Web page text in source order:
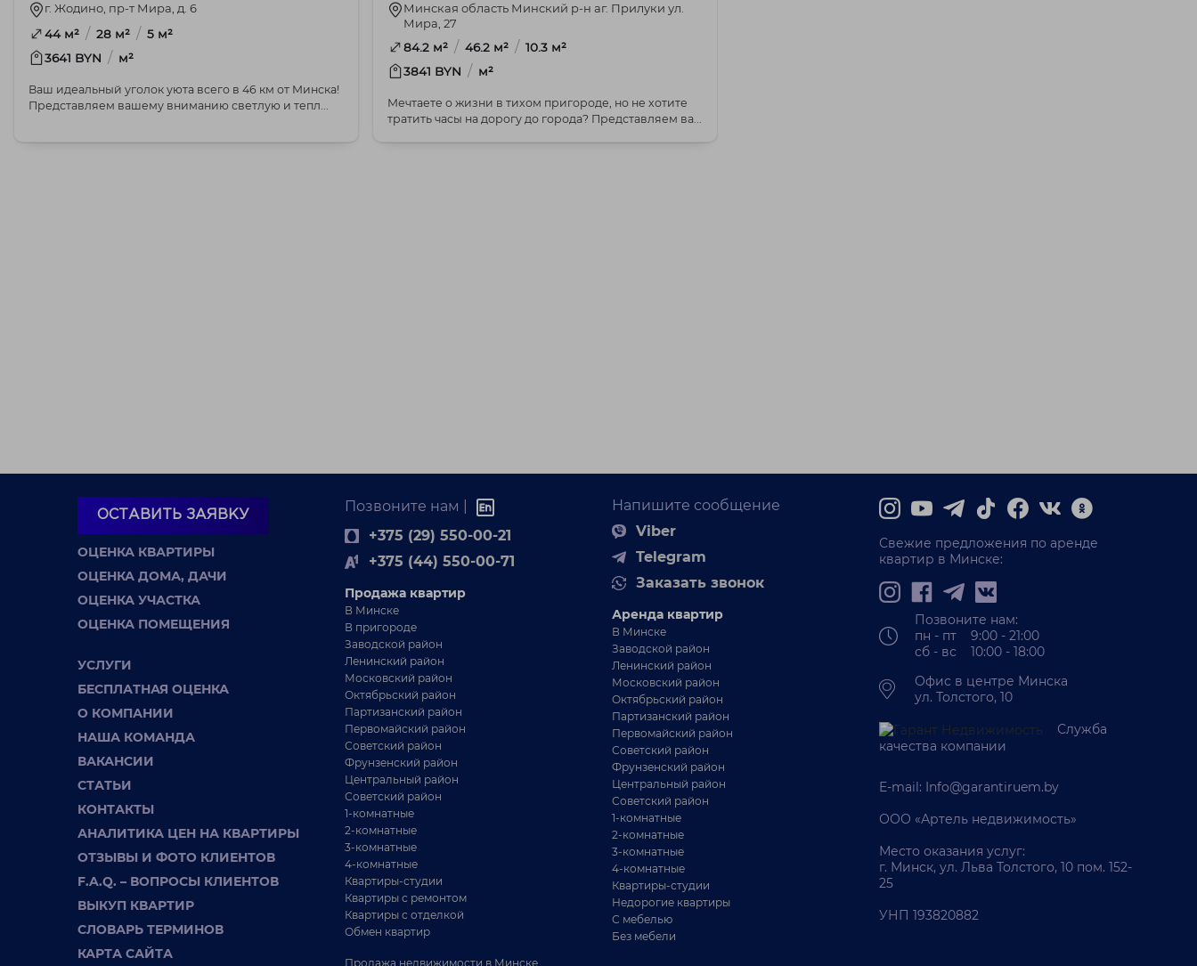
г. Жодино, пр-т Мира, д. 6
44 м² / 28 м² / 5 м²
3641 BYN / м²
Ваш идеальный уголок уюта всего в 46 км от Минска!
Представляем вашему вниманию светлую и тепл...
Минская область Минский р-н аг. Прилуки ул.
Мира, 27
84.2 м² / 46.2 м² / 10.3 м²
3841 BYN / м²
Мечтаете о жизни в тихом пригороде, но не хотите
тратить часы на дорогу до города? Представляем ва...
ОСТАВИТЬ ЗАЯВКУ
ОЦЕНКА КВАРТИРЫ
ОЦЕНКА ДОМА, ДАЧИ
ОЦЕНКА УЧАСТКА
ОЦЕНКА ПОМЕЩЕНИЯ
УСЛУГИ
БЕСПЛАТНАЯ ОЦЕНКА
О КОМПАНИИ
НАША КОМАНДА
ВАКАНСИИ
СТАТЬИ
КОНТАКТЫ
АНАЛИТИКА ЦЕН НА КВАРТИРЫ
ОТЗЫВЫ И ФОТО КЛИЕНТОВ
F.A.Q. – ВОПРОСЫ КЛИЕНТОВ
ВЫКУП КВАРТИР
СЛОВАРЬ ТЕРМИНОВ
КАРТА САЙТА
Позвоните нам |
+375 (29) 550-00-21
+375 (44) 550-00-71
Продажа квартир
В Минске
В пригороде
Заводской район
Ленинский район
Московский район
Октябрьский район
Партизанский район
Первомайский район
Советский район
Фрунзенский район
Центральный район
Советский район
1-комнатные
2-комнатные
3-комнатные
4-комнатные
Квартиры-студии
Квартиры с ремонтом
Квартиры с отделкой
Обмен квартир
Продажа недвижимости в Минске
Напишите сообщение
Viber
Telegram
Заказать звонок
Аренда квартир
В Минске
Заводской район
Ленинский район
Московский район
Октябрьский район
Партизанский район
Первомайский район
Советский район
Фрунзенский район
Центральный район
Советский район
1-комнатные
2-комнатные
3-комнатные
4-комнатные
Квартиры-студии
Недорогие квартиры
С мебелью
Без мебели
Свежие предложения по аренде
квартир в Минске:
Позвоните нам:
пн - пт 9:00 - 21:00
сб - вс 10:00 - 18:00
Офис в центре Минска
ул. Толстого, 10
Служба
качества компании
E-mail: Info@garantiruem.by
ООО «Артель недвижимость»
Место оказания услуг:
г. Минск, ул. Льва Толстого, 10 пом. 152-
25
УНП 193820882